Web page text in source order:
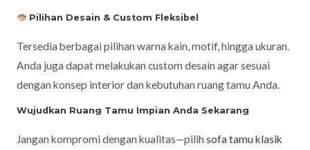
Pilihan Desain & Custom Fleksibel
Tersedia berbagai pilihan warna kain, motif, hingga ukuran.
Anda juga dapat melakukan custom desain agar sesuai
dengan konsep interior dan kebutuhan ruang tamu Anda.
Wujudkan Ruang Tamu Impian Anda Sekarang
Jangan kompromi dengan kualitas—pilih sofa tamu klasik